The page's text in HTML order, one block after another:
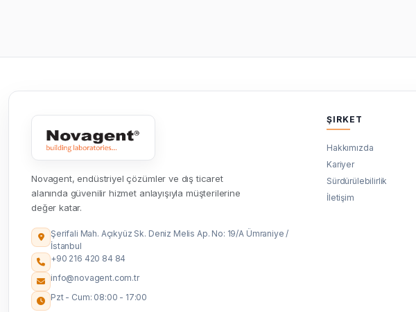
Novagent, endüstriyel çözümler ve dış ticaret
alanında güvenilir hizmet anlayışıyla müşterilerine
değer katar.
Şerifali Mah. Açıkyüz Sk. Deniz Melis Ap. No: 19/A Ümraniye /
İstanbul
+90 216 420 84 84
info@novagent.com.tr
Pzt - Cum: 08:00 - 17:00
ŞIRKET
Hakkımızda
Kariyer
Sürdürülebilirlik
İletişim